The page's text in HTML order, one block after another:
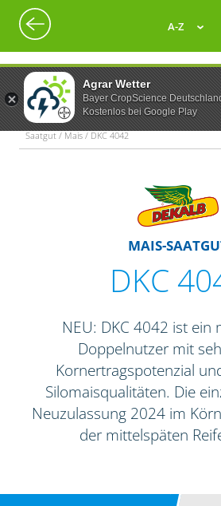
Agrar Wetter
Bayer CropScience
Kostenlos bei Google Play
A-Z
Saatgut / Mais / DKC 4042
MAIS-
DKC
NEU: DKC 4042 ist ein
Doppelnutzer mit
Kornertragspotenzial
Silomaisqualitäten. Die
Neuzulassung 2024 im
der mittelspäten